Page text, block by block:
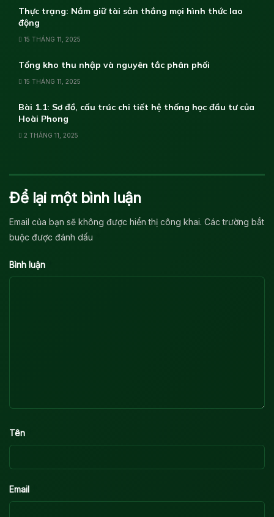
Thực trạng: Nắm giữ tài sản thắng mọi hình thức lao
động
15 THÁNG 11, 2025
Tổng kho thu nhập và nguyên tắc phân phối
15 THÁNG 11, 2025
Bài 1.1: Sơ đồ, cấu trúc chi tiết hệ thống học đầu tư của
Hoài Phong
2 THÁNG 11, 2025
Để lại một bình luận
Email của bạn sẽ không được hiển thị công khai. Các trường bắt
buộc được đánh dấu
Bình luận
Tên
Email